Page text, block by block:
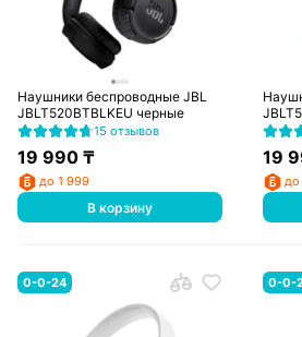
Наушники беспроводные JBL
JBLT520BTBLKEU черные
15 отзывов
19 990₸
до 1 999
В корзину
19
до
0-0-24 0-0-